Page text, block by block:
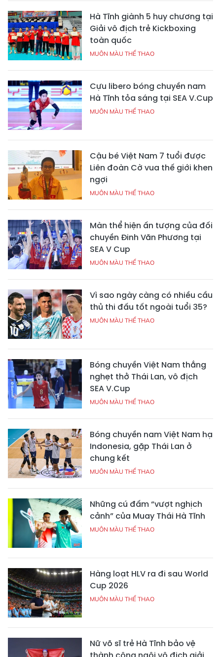
Hà Tĩnh giành 5 huy chương tại
Giải vô địch trẻ Kickboxing
toàn quốc
MUÔN MÀU THỂ THAO
Cựu libero bóng chuyền nam
Hà Tĩnh tỏa sáng tại SEA V.Cup
MUÔN MÀU THỂ THAO
Cậu bé Việt Nam 7 tuổi được
Liên đoàn Cờ vua thế giới khen
ngợi
MUÔN MÀU THỂ THAO
Màn thể hiện ấn tượng của đối
chuyền Đinh Văn Phương tại
SEA V Cup
MUÔN MÀU THỂ THAO
Vì sao ngày càng có nhiều cầu
thủ thi đấu tốt ngoài tuổi 35?
MUÔN MÀU THỂ THAO
Bóng chuyền Việt Nam thắng
nghẹt thở Thái Lan, vô địch
SEA V.Cup
MUÔN MÀU THỂ THAO
Bóng chuyền nam Việt Nam hạ
Indonesia, gặp Thái Lan ở
chung kết
MUÔN MÀU THỂ THAO
Những cú đấm “vượt nghịch
cảnh” của Muay Thái Hà Tĩnh
MUÔN MÀU THỂ THAO
Hàng loạt HLV ra đi sau World
Cup 2026
MUÔN MÀU THỂ THAO
Nữ võ sĩ trẻ Hà Tĩnh bảo vệ